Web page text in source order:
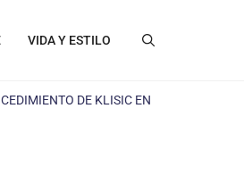
VIDA Y ESTILO
DE KLISIC EN